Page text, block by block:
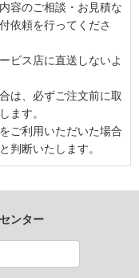
容のご相談・お見積な
依頼を行ってくださ
ビス店に直送しないよ
は、必ずご注文前に取
ます。
ご利用いただいた場合
判断いたします。
ンター